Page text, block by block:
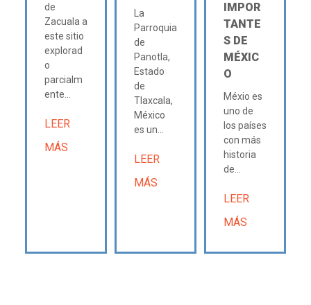
de
Zacuala a
este sitio
explorad
o
parcialm
ente...
LEER
MÁS
La
Parroquia
de
Panotla,
Estado
de
Tlaxcala,
México
es un...
LEER
MÁS
IMPOR
TANTE
S DE
MÉXIC
O
Méxio es
uno de
los países
con más
historia
de...
LEER
MÁS